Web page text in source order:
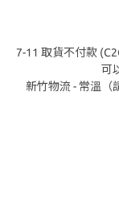
7-11 取貨不付款
可
新竹物流 - 常溫（